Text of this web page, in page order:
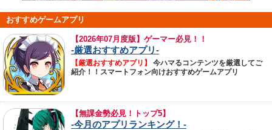
おすすめゲームアプリ
【2026年07月度版】ゲーマー必見！！
-厳選おすすめアプリ-
【厳選おすすめアプリ】
今ハマるコンテンツを厳選してご
紹介！！スマートフォン向けおすすめゲームアプリ
【無課金勢必見！トップ5】
-今月のアプリランキング！-